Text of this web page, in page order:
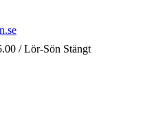
/ Lör-Sön Stängt